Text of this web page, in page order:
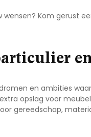
Kom gerust
en ambities
opslag voor
gereedschap,